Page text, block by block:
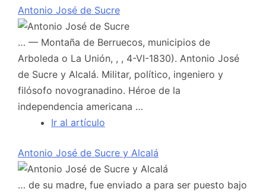
Antonio José de Sucre
… — Montaña de Berruecos, municipios de
Arboleda o La Unión, , , 4-VI-1830). Antonio José
de Sucre y Alcalá. Militar, político, ingeniero y
filósofo novogranadino. Héroe de la
independencia americana …
Ir al artículo
Antonio José de Sucre y Alcalá
… de su madre, fue enviado a para ser puesto bajo